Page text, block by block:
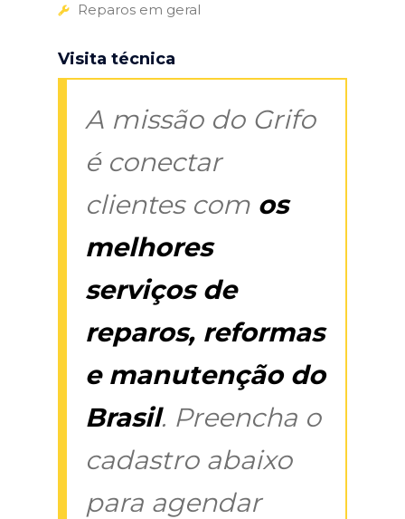
Reparos em geral
Visita técnica
A missão do Grifo
é conectar
clientes com os
melhores
serviços de
reparos, reformas
e manutenção do
Brasil. Preencha o
cadastro abaixo
para agendar